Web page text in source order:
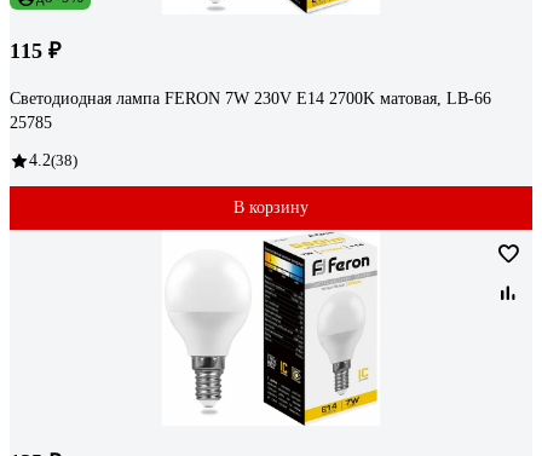
115 ₽
Светодиодная лампа FERON 7W 230V E14 2700K матовая, LB-66
25785
4.2(38)
В корзину